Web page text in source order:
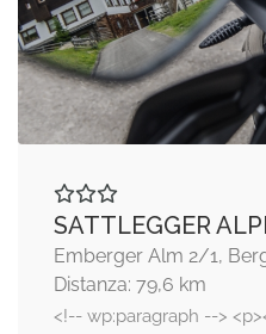
SATTLEGGER
Emberger Alm 2/1,
Distanza: 79,6 km
<!-- wp:paragraph -->